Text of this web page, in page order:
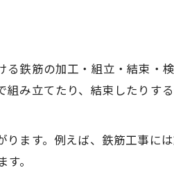
鉄筋の加工・組立・結束・
み立てたり、結束したりす
ます。例えば、鉄筋工事に
。